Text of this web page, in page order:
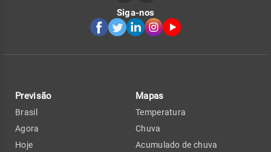
Siga-nos
Previsão
Brasil
Agora
Hoje
Mapas
Temperatura
Chuva
Acumulado de chuva